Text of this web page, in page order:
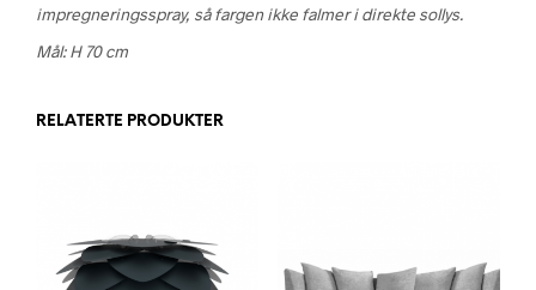
impregneringsspray, så fargen ikke falmer i direkte sollys.
Mål: H 70 cm
RELATERTE PRODUKTER